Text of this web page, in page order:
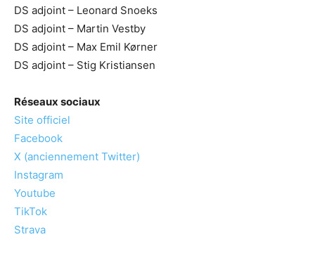
DS adjoint – Leonard Snoeks
DS adjoint – Martin Vestby
DS adjoint – Max Emil Kørner
DS adjoint – Stig Kristiansen
Réseaux sociaux
Site officiel
Facebook
X (anciennement Twitter)
Instagram
Youtube
TikTok
Strava